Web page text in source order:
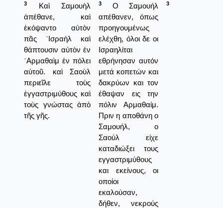
3
Καὶ Σαμουὴλ
ἀπέθανε, καὶ
ἐκόψαντο αὐτὸν
πᾶς ᾿Ισραὴλ καὶ
θάπτουσιν αὐτὸν ἐν
᾿Αρμαθαὶμ ἐν πόλει
αὐτοῦ. καὶ Σαοὺλ
περιεῖλε τοὺς
ἐγγαστριμύθους καὶ
τοὺς γνώστας ἀπὸ
τῆς γῆς.
3
Ο Σαμουήλ
απέθανεν, όπως
προηγουμένως
ελέχθη, όλοι δε οι
Ισραηλίται
εθρήνησαν αυτόν
μετά κοπετών και
δακρύων και τον
έθαψαν εις την
πόλιν Αρμαθαίμ.
Πριν η αποθάνη ο
Σαμουήλ, ο
Σαούλ είχε
καταδιώξει τους
εγγαστριμύθους
και εκείνους, οι
οποίοι
εκαλούσαν,
δήθεν, νεκρούς
3